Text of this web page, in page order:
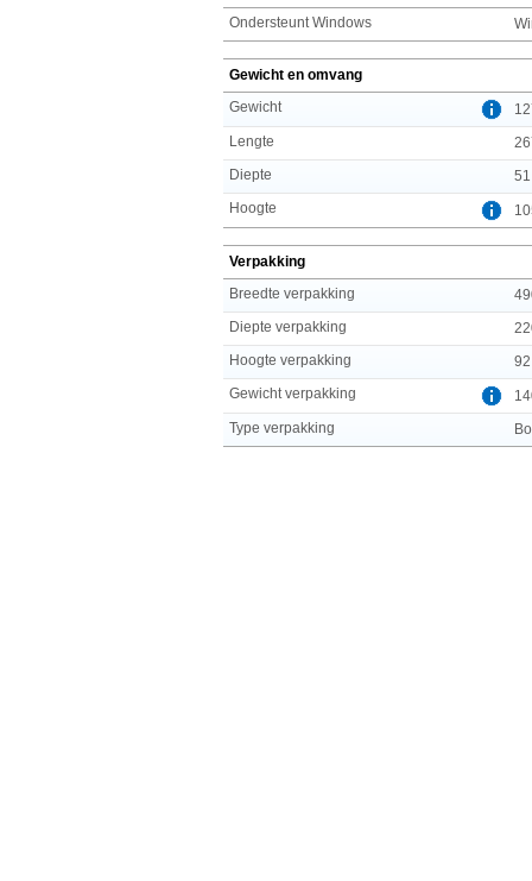
Ondersteunt Windows
Gewicht en omvang
Gewicht
Lengte
Diepte
Hoogte
Verpakking
Breedte verpakking
Diepte verpakking
Hoogte verpakking
Gewicht verpakking
Type verpakking